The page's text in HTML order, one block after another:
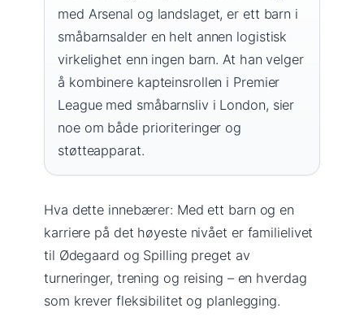
med Arsenal og landslaget, er ett barn i
småbarnsalder en helt annen logistisk
virkelighet enn ingen barn. At han velger
å kombinere kapteinsrollen i Premier
League med småbarnsliv i London, sier
noe om både prioriteringer og
støtteapparat.
Hva dette innebærer: Med ett barn og en
karriere på det høyeste nivået er familielivet
til Ødegaard og Spilling preget av
turneringer, trening og reising – en hverdag
som krever fleksibilitet og planlegging.